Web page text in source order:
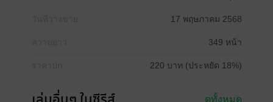
17 พฤษภาคม 2568
349 หน้า
220 บาท (ประหยัด 18%)
ดูทั้งหมด